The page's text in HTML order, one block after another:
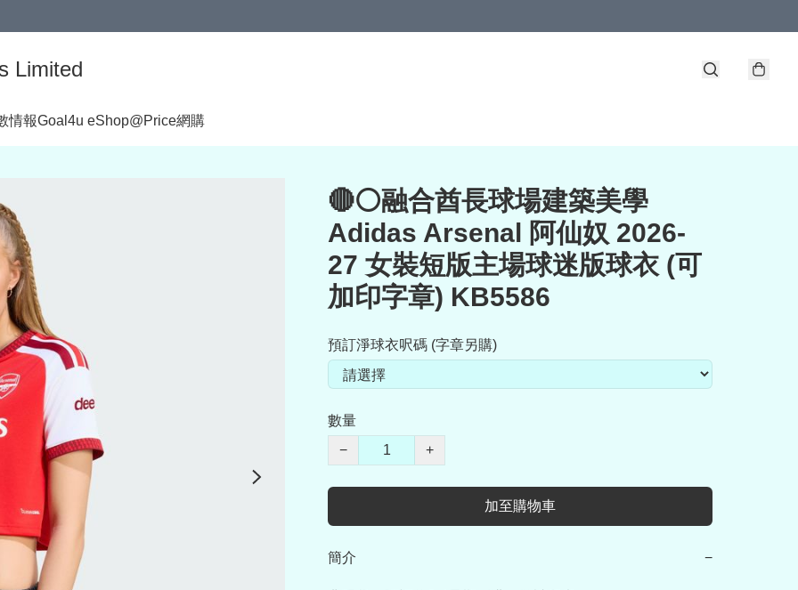
Limited
情報Goal4u eShop@Price網購
🔴⚪融合酋長球場建築美學
Adidas Arsenal 阿仙奴 2026-
27 女裝短版主場球迷版球衣 (可
加印字章) KB5586
預訂淨球衣呎碼 (字章另購)
數量
−
+
加至購物車
簡介 −